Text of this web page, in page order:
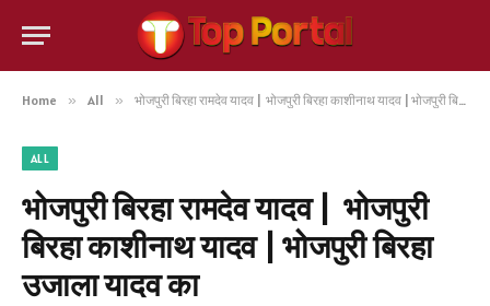
Home » All » भोजपुरी बिरहा रामदेव यादव | भोजपुरी बिरहा काशीनाथ यादव | भोजपुरी बिरहा उजाला यादव का
ALL
भोजपुरी बिरहा रामदेव यादव | भोजपुरी
बिरहा काशीनाथ यादव | भोजपुरी बिरहा
उजाला यादव का